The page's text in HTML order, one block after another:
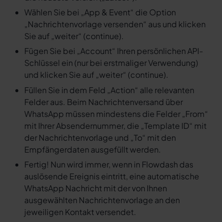
Wählen Sie bei „App & Event“ die Option
„Nachrichtenvorlage versenden“ aus und klicken
Sie auf „weiter“ (continue).
Fügen Sie bei „Account“ Ihren persönlichen API-
Schlüssel ein (nur bei erstmaliger Verwendung)
und klicken Sie auf „weiter“ (continue).
Füllen Sie in dem Feld „Action“ alle relevanten
Felder aus. Beim Nachrichtenversand über
WhatsApp müssen mindestens die Felder „From“
mit Ihrer Absendernummer, die „Template ID“ mit
der Nachrichtenvorlage und „To“ mit den
Empfängerdaten ausgefüllt werden.
Fertig! Nun wird immer, wenn in Flowdash das
auslösende Ereignis eintritt, eine automatische
WhatsApp Nachricht mit der von Ihnen
ausgewählten Nachrichtenvorlage an den
jeweiligen Kontakt versendet.